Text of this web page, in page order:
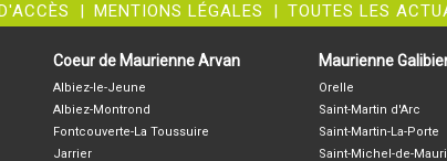
| MENTIONS LÉGALES | TOUTES LES
Coeur de Maurienne Arvan
Albiez-le-Jeune
Albiez-Montrond
Fontcouverte-La Toussuire
Jarrier
Maurienne
Orelle
Saint-Martin d'Arc
Saint-Martin-La-Porte
Saint-Michel-de-